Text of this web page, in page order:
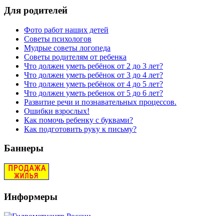
Для родителей
Фото работ наших детей
Советы психологов
Мудрые советы логопеда
Советы родителям от ребенка
Что должен уметь ребёнок от 2 до 3 лет?
Что должен уметь ребёнок от 3 до 4 лет?
Что должен уметь ребёнок от 4 до 5 лет?
Что должен уметь ребенок от 5 до 6 лет?
Развитие речи и познавательных процессов.
Ошибки взрослых!
Как помочь ребенку с буквами?
Как подготовить руку к письму?
Баннеры
Информеры